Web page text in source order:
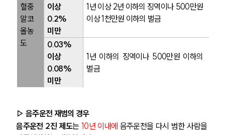
혈중
알코
올농
도
이상
0.2%
미만
1년 이상 2년 이하의 징역이나 500만원
이상 1천만원 이하의 벌금
0.03%
이상
0.08%
미만
1년 이하의 징역이나 500만원 이하의
벌금
▷ 음주운전 재범의 경우
음주운전 2진 제도는 10년 이내에 음주운전을 다시 범한 사람을